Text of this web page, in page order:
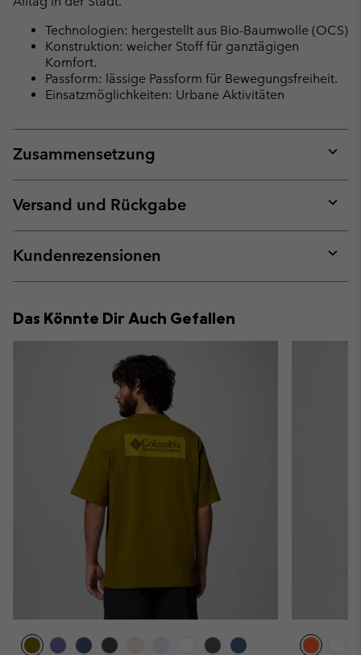
Technologien: hergestellt aus Bio-Baumwolle (OCS)
Konstruktion: weicher Stoff für ganztägigen
Komfort.
Passform: lässige Passform für Bewegungsfreiheit.
Einsatzmöglichkeiten: Urbane Aktivitäten
Zusammensetzung
or
Versand und Rückgabe
or
Kundenrezensionen
or
Das Könnte Dir Auch Gefallen